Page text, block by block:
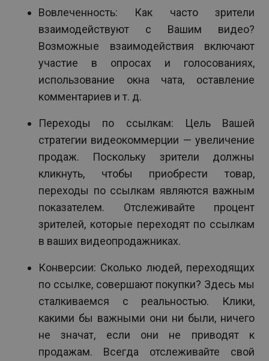
Вовлеченность: Как часто зрители
взаимодействуют с Вашим видео?
Возможные взаимодействия включают
участие в опросах и голосованиях,
использование окна чата, оставление
комментариев и т. д.
Переходы по ссылкам: Цель Вашей
стратегии видеокоммерции — увеличение
продаж. Поскольку зрители должны
кликнуть, чтобы приобрести товар,
переходы по ссылкам являются важным
показателем. Отслеживайте процент
зрителей, которые переходят по ссылкам
в ваших видеопродажниках.
Конверсии: Сколько людей, переходящих
по ссылке, совершают покупки? Здесь мы
сталкиваемся с реальностью. Клики,
какими бы важными они ни были, ничего
не значат, если они не приводят к
продажам. Всегда отслеживайте свой